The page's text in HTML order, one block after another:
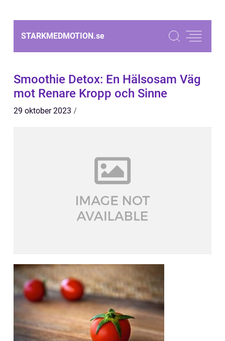
STARKMEDMOTION.se
Smoothie Detox: En Hälsosam Väg
mot Renare Kropp och Sinne
29 oktober 2023